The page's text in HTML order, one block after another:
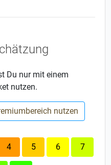
Du nur mit einem
nutzen.
nutzen
4 5 6 7